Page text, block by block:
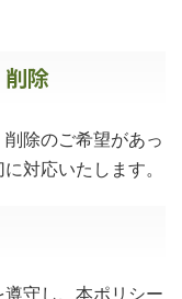
除
除のご希望があっ
対応いたします。
守し、本ポリシー